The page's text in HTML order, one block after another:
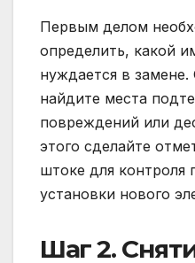
Первым делом
определить, какой
нуждается в
найдите места
повреждений или
этого сделайте
штоке для контроля
установки нового
Шаг 2.